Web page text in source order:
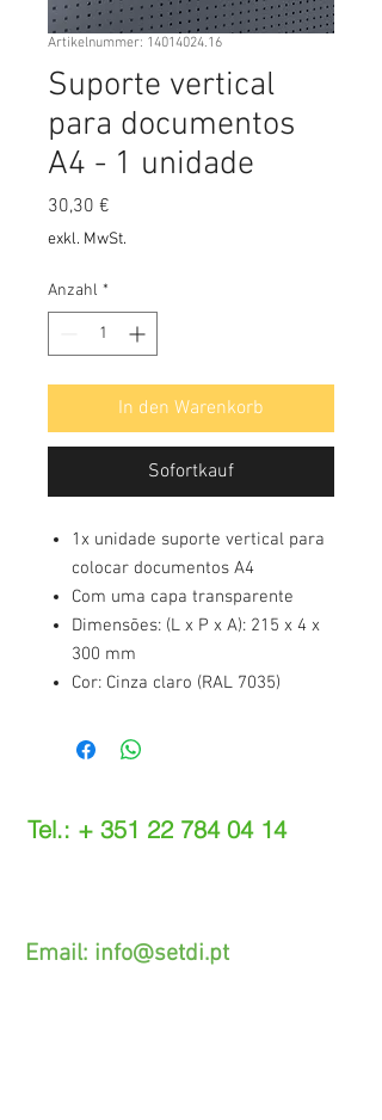
Artikelnummer: 14014024.16
Suporte vertical
para documentos
A4 - 1 unidade
30,30 €
exkl. MwSt.
Anzahl *
In den Warenkorb
Sofortkauf
1x unidade suporte vertical para
colocar documentos A4
Com uma capa transparente
Dimensões: (L x P x A): 215 x 4 x
300 mm
Cor: Cinza claro (RAL 7035)
Tel.: + 351 22 784 04 14
Email: info@setdi.pt